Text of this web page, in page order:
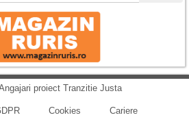
proiect Tranzitie Justa
Cookies Cariere